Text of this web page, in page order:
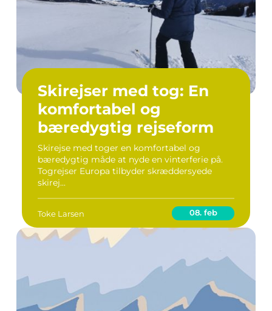
Skirejser med tog: En
komfortabel og
bæredygtig rejseform
Skirejse med toger en komfortabel og
bæredygtig måde at nyde en vinterferie på.
Togrejser Europa tilbyder skræddersyede
skirej...
Toke Larsen 08. feb